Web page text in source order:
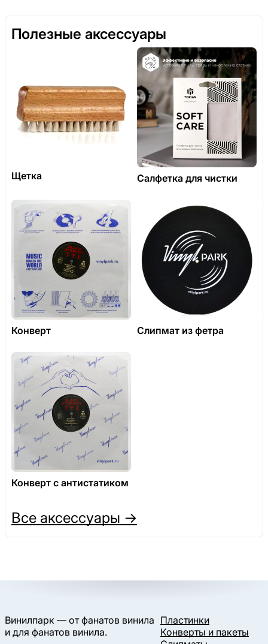
Полезные аксессуары
Щетка Салфетка для чистки
Конверт Слипмат из фетра
Конверт с антистатиком
Все аксессуары →
Винилпарк — от фанатов винила
и для фанатов винила.
Пластинки
Конверты и пакеты